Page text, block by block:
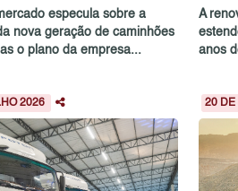
especula sobre a
nova geração de caminhões
o plano da empresa...
A
anos
2026 20 DE